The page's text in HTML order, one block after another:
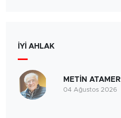
İYİ AHLAK
METİN ATAMER
04 Ağustos 2026